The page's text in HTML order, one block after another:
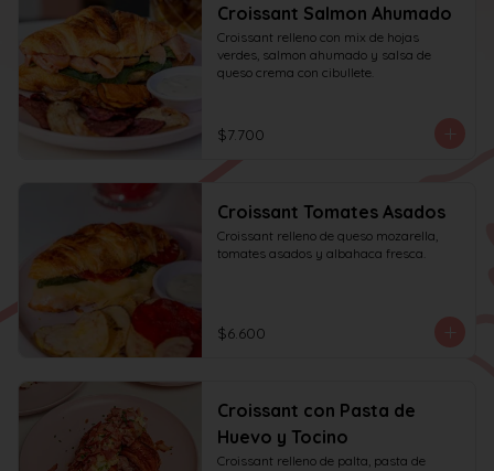
Croissant Salmon Ahumado
Croissant relleno con mix de hojas
verdes, salmon ahumado y salsa de
queso crema con cibullete.
$7.700
Croissant Tomates Asados
Croissant relleno de queso mozarella,
tomates asados y albahaca fresca.
$6.600
Croissant con Pasta de
Huevo y Tocino
Croissant relleno de palta, pasta de